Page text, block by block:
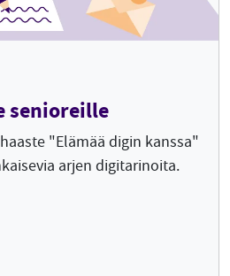
senioreille
"Elämää digin kanssa"
arjen digitarinoita.